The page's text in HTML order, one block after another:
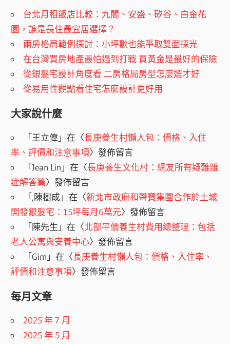
台北月租飯店比較：九閣、安盛、矽谷、白金花
園，誰是長住最宜居選擇？
兩房格局範例探討：小坪數也能爭取雙面採光
在台灣買房地產最怕遇到打戰 買黃金是最好的保險
從銀髮宅設計角度看 二房格局房型怎麼選才好
從易用性觀點看住宅怎麼設計更好用
大家說什麼
「王立偉」在〈長庚養生村懶人包：價格、入住
率、評價和注意事項〉發佈留言
「Jean Lin 」在〈長庚養生文化村：網友所有疑難雜
症解答篇〉發佈留言
「,陳樹成」在〈新北市政府和聲寶集團合作於土城
開發銀髮宅：15坪每月6萬元〉發佈留言
「陳先生 」在〈北部平價養生村費用總整理：包括
老人公寓與安養中心〉發佈留言
「Gim 」在〈長庚養生村懶人包：價格、入住率、
評價和注意事項〉發佈留言
每月文章
2025 年 7 月
2025 年 5 月